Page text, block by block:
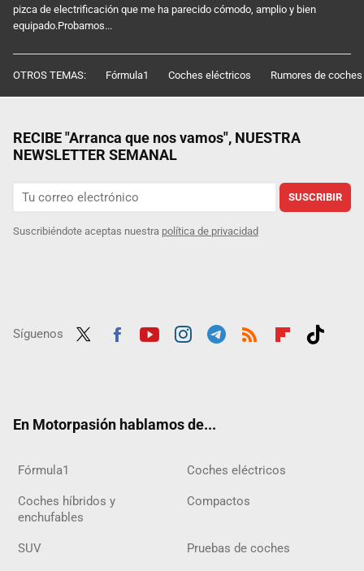
pizca de electrificación que me ha parecido cómodo, amplio y bien
equipado.Probamos...
OTROS TEMAS: Fórmula1 Coches eléctricos Rumores de coches
RECIBE "Arranca que nos vamos", NUESTRA
NEWSLETTER SEMANAL
SUSCRIBIR
Suscribiéndote aceptas nuestra política de privacidad
Síguenos
En Motorpasión hablamos de...
Fórmula1 Coches eléctricos
Coches híbridos y
enchufables
Compactos
SUV Pruebas de coches